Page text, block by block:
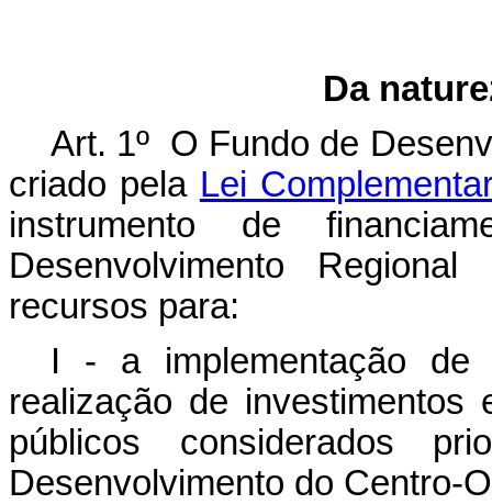
Da
Art. 1º O Fundo de
criado pela Lei
instrumento de
Desenvolvimento
recursos para:
I - a implementação de
realização de investimentos
públicos considerados
Desenvolvimento do Centro-